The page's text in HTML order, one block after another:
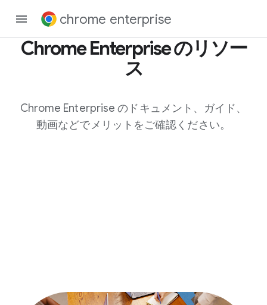
chrome enterprise
Chrome Enterprise のリソー
ス
Chrome Enterprise のドキュメント、ガイド、
動画などでメリットをご確認ください。